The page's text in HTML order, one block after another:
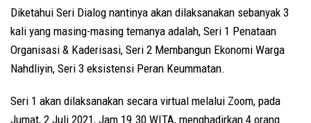
Diketahui Seri Dialog nantinya akan dilaksanakan sebanyak 3
kali yang masing-masing temanya adalah, Seri 1 Penataan
Organisasi & Kaderisasi, Seri 2 Membangun Ekonomi Warga
Nahdliyin, Seri 3 eksistensi Peran Keummatan.
Seri 1 akan dilaksanakan secara virtual melalui Zoom, pada
Jumat, 2 Juli 2021, Jam 19.30 WITA, menghadirkan 4 orang